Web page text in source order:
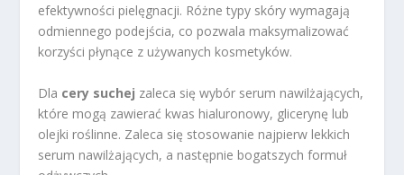
efektywności pielęgnacji. Różne typy skóry wymagają
odmiennego podejścia, co pozwala maksymalizować
korzyści płynące z używanych kosmetyków.
Dla cery suchej zaleca się wybór serum nawilżających,
które mogą zawierać kwas hialuronowy, glicerynę lub
olejki roślinne. Zaleca się stosowanie najpierw lekkich
serum nawilżających, a następnie bogatszych formuł